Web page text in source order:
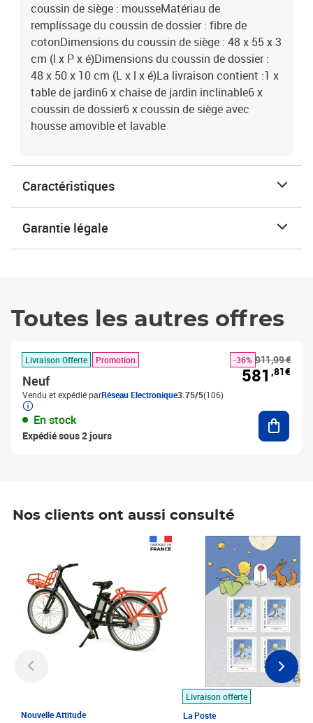
coussin de siège : mousseMatériau de
remplissage du coussin de dossier : fibre de
cotonDimensions du coussin de siège : 48 x 55 x 3
cm (l x P x é)Dimensions du coussin de dossier :
48 x 50 x 10 cm (L x l x é)La livraison contient :1 x
table de jardin6 x chaise de jardin inclinable6 x
coussin de dossier6 x coussin de siège avec
housse amovible et lavable
Caractéristiques
Garantie légale
Toutes les autres offres
Livraison Offerte Promotion
Neuf
Vendu et expédié parRéseau Electronique3.75/5(106)
En stock
Expédié sous 2 jours
911,99 €
-36%
581 ,81€
Nos clients ont aussi consulté
Nouvelle Attitude
Livraison offerte
La Poste
Prix 7,50€